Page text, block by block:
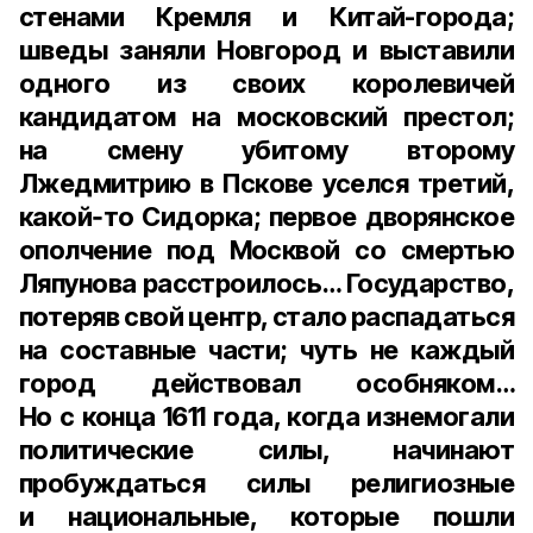
стенами Кремля и Китай-города;
шведы заняли Новгород и выставили
одного из своих королевичей
кандидатом на московский престол;
на смену убитому второму
Лжедмитрию в Пскове уселся третий,
какой‑то Сидорка; первое дворянское
ополчение под Москвой со смертью
Ляпунова расстроилось… Государство,
потеряв свой центр, стало распадаться
на составные части; чуть не каждый
город действовал особняком…
Но с конца 1611 года, когда изнемогали
политические силы, начинают
пробуждаться силы религиозные
и национальные, которые пошли